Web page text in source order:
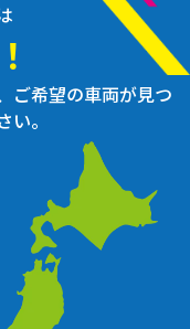
ご希望の車両が見つ
。